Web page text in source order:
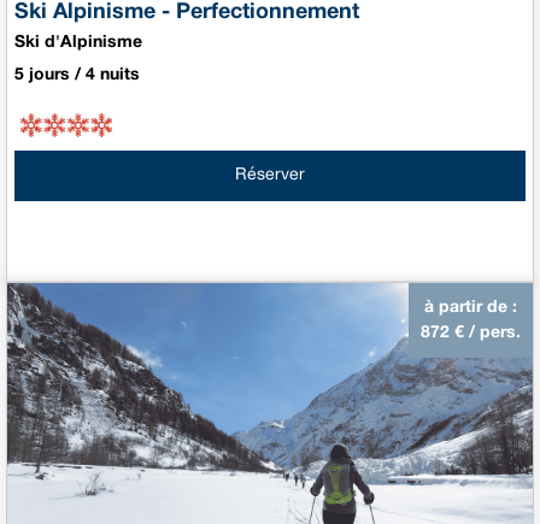
Ski Alpinisme - Perfectionnement
Ski d'Alpinisme
5 jours / 4 nuits
Réserver
à partir de :
872 € / pers.